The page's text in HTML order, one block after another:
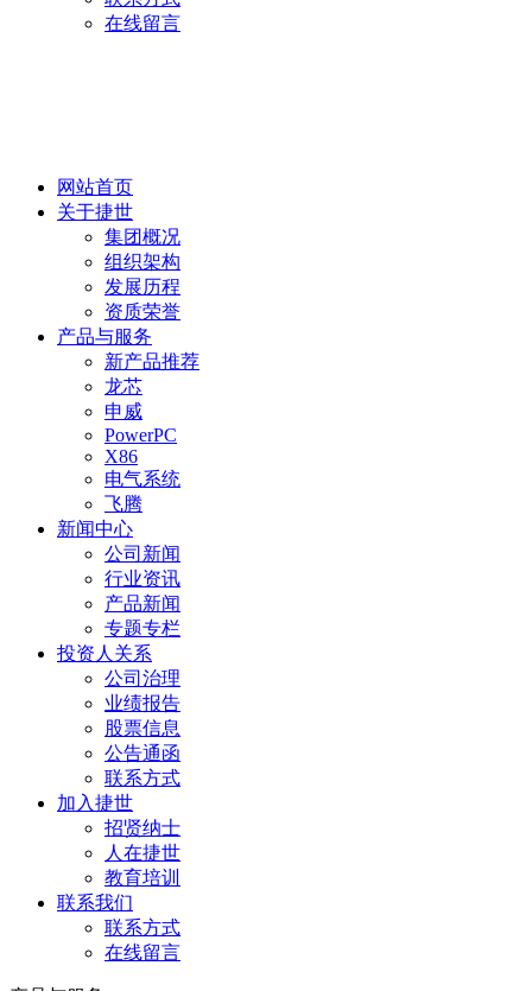
在线留言
网站首页
关于捷世
集团概况
组织架构
发展历程
资质荣誉
产品与服务
新产品推荐
龙芯
申威
PowerPC
X86
电气系统
飞腾
新闻中心
公司新闻
行业资讯
产品新闻
专题专栏
投资人关系
公司治理
业绩报告
股票信息
公告通函
联系方式
加入捷世
招贤纳士
人在捷世
教育培训
联系我们
联系方式
在线留言